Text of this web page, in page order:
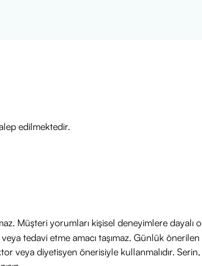
edilmektedir.
Müşteri yorumları kişisel deneyimlere
tedavi etme amacı taşımaz. Günlük önerilen
veya diyetisyen önerisiyle kullanmalıdır.